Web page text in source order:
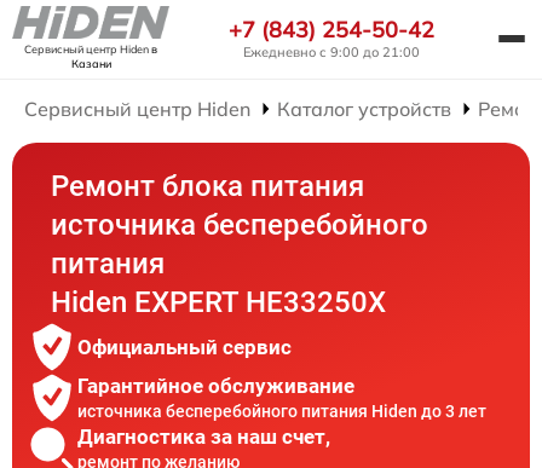
Сервисный центр Hidenв
Казани
+7 (843) 254-50-42
Ежедневно с 9:00 до 21:00
Сервисный центр Hiden Каталог устройств
Ремонт блока питания
источника бесперебойного
питания
Hiden EXPERT HE33250X
Официальный сервис
Гарантийное обслуживание
источника бесперебойного питания Hiden до 3 лет
Диагностика за наш счет,
ремонт по желанию